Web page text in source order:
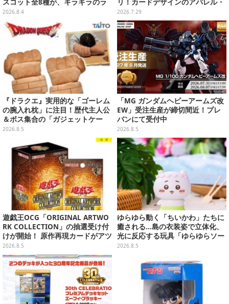
スコット全8種が、キラキラのラ
メ入り入浴剤から飛び出す
2026.8.4
リ！カードデザインのアパレル・
雑貨、ゴレイヌの「オレが3人分
になる…」も
2026.7.29
『ドラクエ』実用的な「ゴーレム
の腕入れ枕」に注目！歴代主人公
＆ボス集合の「ガジェットケー
ス」ほか9プライズが8月順次展開
2026.8.5
「MG ガンダムヘビーアームズ改
EW」受注生産が締切間近！プレ
バンにて受付中
2026.8.5
遊戯王OCG「ORIGINAL ARTWO
RK COLLECTION」の抽選受け付
けが開始！ 原作再現カードがアツ
いスペシャルパック
2026.8.5
ゆらゆら動く「ちいかわ」たちに
癒される…島の衣装姿で立体化、
光に反応する玩具「ゆらゆらソー
ラー」全8種が全国アミューズメ
2026.8.5